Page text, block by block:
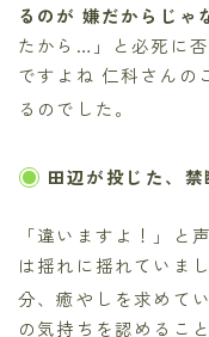
るのが 嫌だからじゃ
たから…」と必死に
ですよね 仁科さんの
るのでした。
田辺が投じた、
「違いますよ！」と
は揺れに揺れていま
分、癒やしを求めて
の気持ちを認めるこ